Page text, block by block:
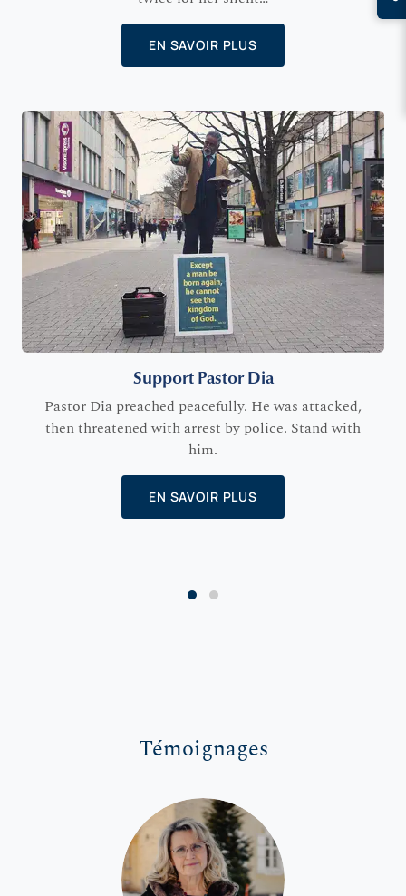
EN SAVOIR PLUS
Support Pastor Dia
Pastor Dia preached peacefully. He was attacked,
then threatened with arrest by police. Stand with
him.
EN SAVOIR PLUS
Témoignages